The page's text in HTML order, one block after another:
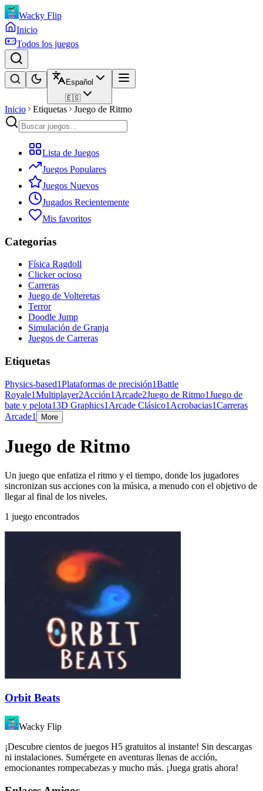
Wacky Flip
Inicio
Todos los juegos
Español
🇪🇸
Inicio Etiquetas Juego de Ritmo
Lista de Juegos
Juegos Populares
Juegos Nuevos
Jugados Recientemente
Mis favoritos
Categorías
Física Ragdoll
Clicker ocioso
Carreras
Juego de Volteretas
Terror
Doodle Jump
Simulación de Granja
Juegos de Carreras
Etiquetas
Physics-based1Plataformas de precisión1Battle
Royale1Multiplayer2Acción1 Arcade2Juego de Ritmo1Juego de
bate y pelota13D Graphics1 Arcade Clásico1 Acrobacias1Carreras
Arcade1 More
Juego de Ritmo
Un juego que enfatiza el ritmo y el tiempo, donde los jugadores
sincronizan sus acciones con la música, a menudo con el objetivo de
llegar al final de los niveles.
1 juego encontrados
Orbit Beats
Wacky Flip
¡Descubre cientos de juegos H5 gratuitos al instante! Sin descargas
ni instalaciones. Sumérgete en aventuras llenas de acción,
emocionantes rompecabezas y mucho más. ¡Juega gratis ahora!